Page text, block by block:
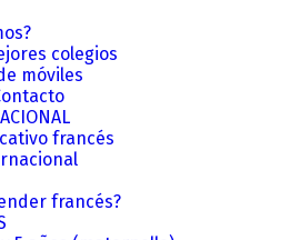
colegios
móviles
francés
francés?